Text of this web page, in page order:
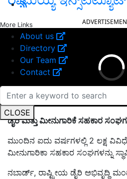
More Links
About us
Directory
Our Team
Contact
CLOSE
ಡೈರಿ ಮತ್ತು ಮೀನುಗಾರಿಕೆ ಸಹಕಾರ
ಮುಂದಿನ ಐದು ವರ್ಷಗಳಲ್ಲಿ 2 ಲಕ್ಷ
ಮೀನುಗಾರಿಕಾ ಸಹಕಾರ ಸಂಘಗಳನ್ನು
ನಬಾರ್ಡ್, ರಾಷ್ಟ್ರೀಯ ಡೈರಿ ಅಭಿವೃದ್ಧಿ